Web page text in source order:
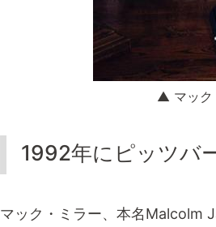
▲ マック
1992年にピッツバ
マック・ミラー、本名Malcolm